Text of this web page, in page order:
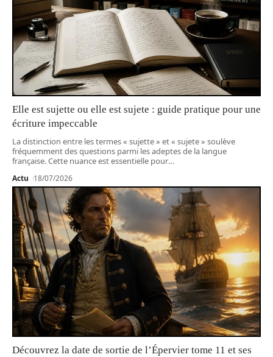
Elle est sujette ou elle est sujete : guide pratique pour une
écriture impeccable
La distinction entre les termes « sujette » et « sujete » soulève
fréquemment des questions parmi les adeptes de la langue
française. Cette nuance est essentielle pour…
Actu 18/07/2026
Découvrez la date de sortie de l’Épervier tome 11 et ses